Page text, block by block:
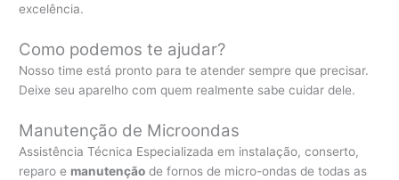
excelência.
Como podemos te ajudar?
Nosso time está pronto para te atender sempre que precisar.
Deixe seu aparelho com quem realmente sabe cuidar dele.
Manutenção de Microondas
Assistência Técnica Especializada em instalação, conserto,
reparo e manutenção de fornos de micro-ondas de todas as